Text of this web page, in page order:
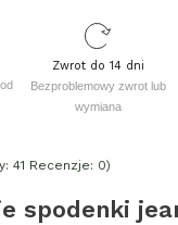
Zwrot do 14 dni
Bezproblemowy zwrot lub
wymiana
41 Recenzje: 0)
spodenki